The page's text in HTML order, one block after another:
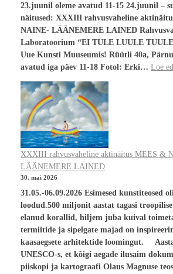
23.juunil oleme avatud 11-15 24.juunil –
näitused: XXXIII rahvusvaheline
NAINE- LÄÄNEMERE LAINED
Laboratoorium “EI TULE LUULE
Uue Kunsti Muuseumis! Rüütli 40a,
avatud iga päev 11-18 Fotol: Erki… Loe
XXXIII rahvusvaheline aktinäitus MEES &
LÄÄNEMERE LAINED
30. mai 2026
31.05.-06.09.2026 Esimesed kunstiteosed
loodud.500 miljonit aastat tagasi
elanud korallid, hiljem juba kuival
termiitide ja sipelgate majad on
kaasaegsete arhitektide loomingut.
UNESCO-s, et kõigi aegade ilusaim
piiskopi ja kartograafi Olaus Magnuse